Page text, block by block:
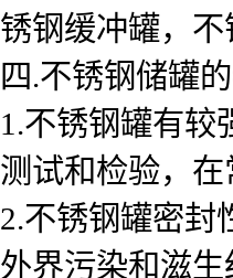
锈钢缓冲罐，
四.不锈钢储罐的
1.不锈钢罐有较
测试和检验，
2.不锈钢罐密封
外界污染和滋生